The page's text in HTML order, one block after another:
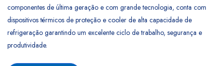
componentes de última geração e com grande tecnologia, conta com
dispositivos térmicos de proteção e cooler de alta capacidade de
refrigeração garantindo um excelente ciclo de trabalho, segurança e
produtividade.